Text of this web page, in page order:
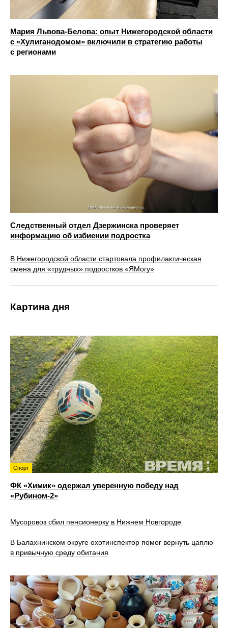
Мария Львова-Белова: опыт Нижегородской области
с «Хулиганодомом» включили в стратегию работы
с регионами
Следственный отдел Дзержинска проверяет
информацию об избиении подростка
В Нижегородской области стартовала профилактическая
смена для «трудных» подростков «ЯМогу»
Картина дня
Спорт
ФК «Химик» одержал уверенную победу над
«Рубином‑2»
Мусоровоз сбил пенсионерку в Нижнем Новгороде
В Балахнинском округе охотинспектор помог вернуть цаплю
в привычную среду обитания